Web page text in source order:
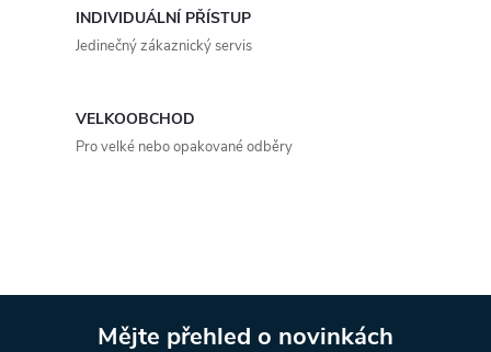
p
INDIVIDUÁLNÍ PŘÍSTUP
Jedinečný zákaznický servis
VELKOOBCHOD
Pro velké nebo opakované odběry
Mějte přehled o novinkách